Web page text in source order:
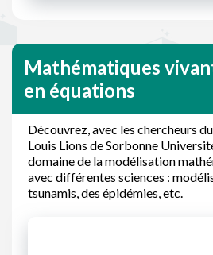
Mathématiques
en équations
Découvrez, avec les chercheurs
Louis Lions de Sorbonne
domaine de la modélisation
avec différentes sciences :
tsunamis, des épidémies, etc.